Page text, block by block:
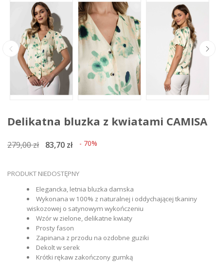
Delikatna bluzka z kwiatami CAMISA
279,00 zł 83,70 zł - 70%
PRODUKT NIEDOSTĘPNY
Elegancka, letnia bluzka damska
Wykonana w 100% z naturalnej i oddychającej tkaniny
wiskozowej o satynowym wykończeniu
Wzór w zielone, delikatne kwiaty
Prosty fason
Zapinana z przodu na ozdobne guziki
Dekolt w serek
Krótki rękaw zakończony gumką